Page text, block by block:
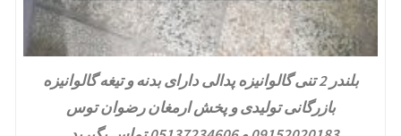
بلندر 2 تنی گالوانیزه پدالی دارای بدنه و تیغه گالوانیزه
بازرگانی تولیدی و پخش ارمغان رضوان توس